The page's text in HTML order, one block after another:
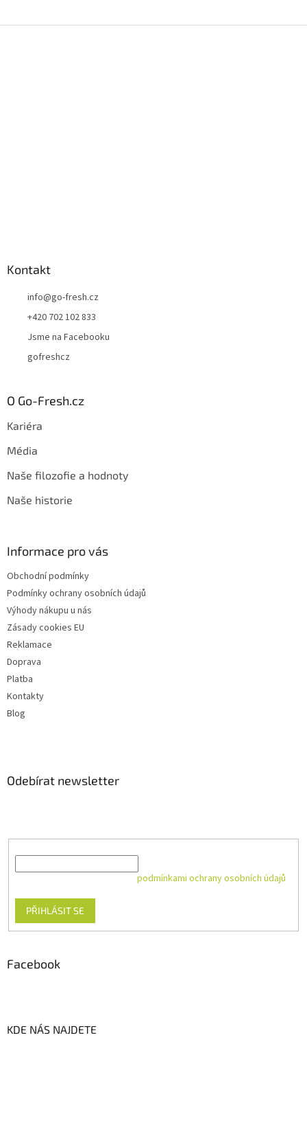
Kontakt
info@go-fresh.cz
+420 702 102 833
Jsme na Facebooku
gofreshcz
O Go-Fresh.cz
Kariéra
Média
Naše filozofie a hodnoty
Naše historie
Informace pro vás
Obchodní podmínky
Podmínky ochrany osobních údajů
Výhody nákupu u nás
Zásady cookies EU
Reklamace
Doprava
Platba
Kontakty
Blog
Odebírat newsletter
podmínkami ochrany osobních údajů
PŘIHLÁSIT SE
Facebook
KDE NÁS NAJDETE